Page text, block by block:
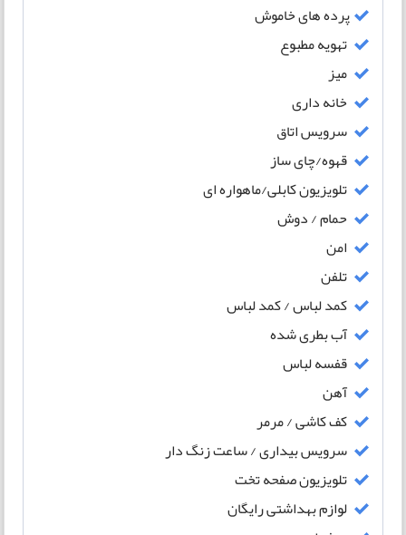
پرده های خاموش
تهویه مطبوع
میز
خانه داری
سرویس اتاق
قهوه/چای ساز
تلویزیون کابلی/ماهواره ای
حمام / دوش
امن
تلفن
کمد لباس / کمد لباس
آب بطری شده
قفسه لباس
آهن
کف کاشی / مرمر
سرویس بیداری / ساعت زنگ دار
تلویزیون صفحه تخت
لوازم بهداشتی رایگان